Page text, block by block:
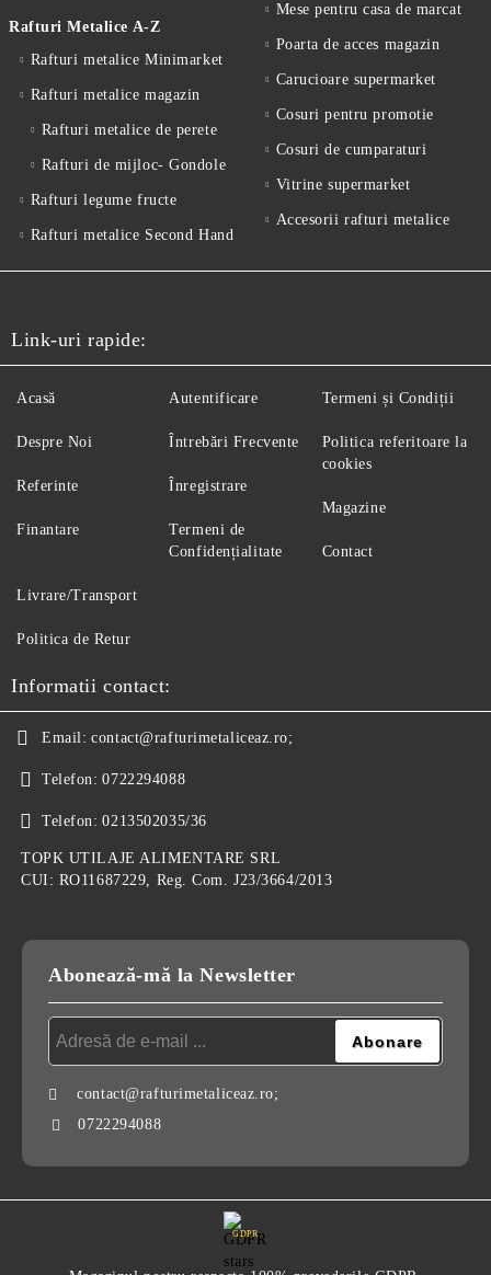
Rafturi Metalice A-Z
Rafturi metalice Minimarket
Rafturi metalice magazin
Rafturi metalice de perete
Rafturi de mijloc- Gondole
Rafturi legume fructe
Rafturi metalice Second Hand
Mese pentru casa de marcat
Poarta de acces magazin
Carucioare supermarket
Cosuri pentru promotie
Cosuri de cumparaturi
Vitrine supermarket
Accesorii rafturi metalice
Link-uri rapide:
Acasă
Despre Noi
Referinte
Finantare
Autentificare
Întrebări Frecvente
Înregistrare
Termeni de
Confidențialitate
Termeni și Condiții
Politica referitoare la
cookies
Magazine
Contact
Livrare/Transport
Politica de Retur
Informatii contact:
Email: contact@rafturimetaliceaz.ro;
Telefon: 0722294088
Telefon: 0213502035/36
TOPK UTILAJE ALIMENTARE SRL
CUI: RO11687229, Reg. Com. J23/3664/2013
Abonează-mă la Newsletter
contact@rafturimetaliceaz.ro;
0722294088
GDPR